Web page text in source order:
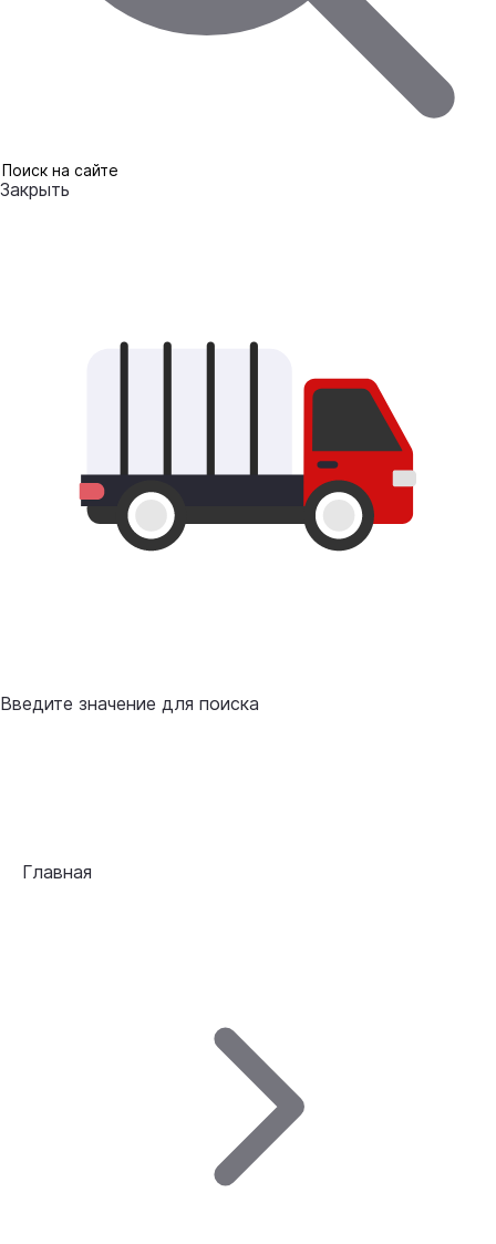
Закрыть
Введите значение для поиска
Главная